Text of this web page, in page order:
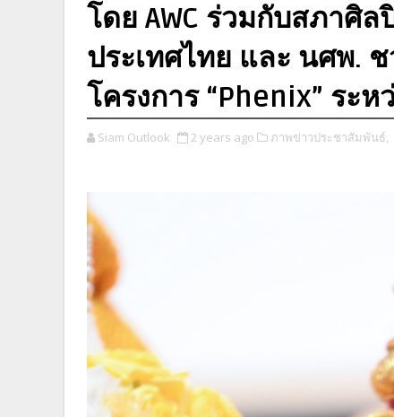
โดย AWC ร่วมกับสภาศิ
ประเทศไทย และ นศพ.
โครงการ “Phenix” ระ
Siam Outlook 2 years ago ภาพข่าวประชาสัมพันธ์,